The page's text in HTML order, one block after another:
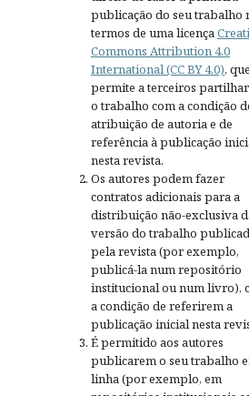
publicação do seu trabalho
termos de uma licença
Commons Attribution 4.0
International (CC BY 4.0),
permite a terceiros
o trabalho com a condição
atribuição de autoria e de
referência à publicação
nesta revista.
Os autores podem fazer
contratos adicionais para a
distribuição não-exclusiva
versão do trabalho
pela revista (por exemplo,
publicá-la num repositório
institucional ou num livro),
a condição de referirem a
publicação inicial nesta
É permitido aos autores
publicarem o seu trabalho
linha (por exemplo, em